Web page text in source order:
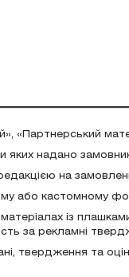
«Партнерський
яких надано
на
або кастомному
із
за рекламні
твердження та